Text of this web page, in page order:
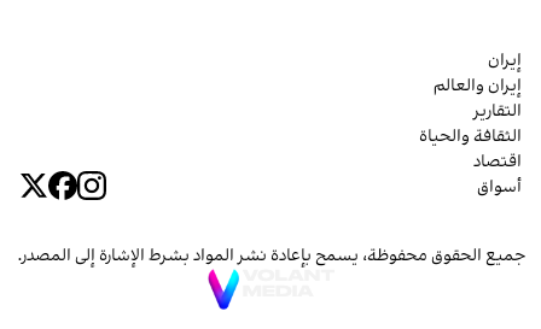
إيران
إيران والعالم
التقارير
الثقافة والحياة
اقتصاد
أسواق
جميع الحقوق محفوظة، يسمح بإعادة نشر المواد بشرط الإشارة إلى المصدر.